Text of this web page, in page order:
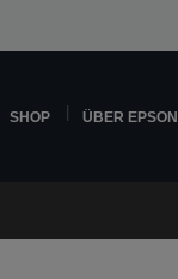
SHOP ÜBER EPSON